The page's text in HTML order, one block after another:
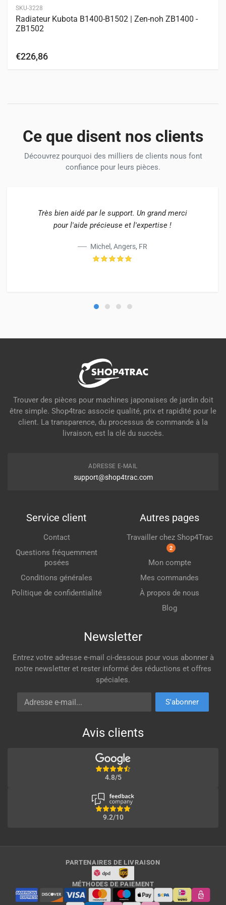
SKU-3228
Radiateur Kubota B1400-B1502 | Zen-noh ZB1400 -
ZB1502
€226,86
Ce que disent nos clients
Découvrez pourquoi des milliers de clients nous font
confiance pour leurs pièces.
Très bien aidé par le support. Un grand merci
pour l'aide précieuse et l'expertise !
Michel, Angers, FR
Trouver des pièces pour machines japonaises de jardin doit
être simple. Shop4trac associe qualité, prix et rapidité pour le
client. La transparence, du processus de commande à la
livraison, est la clé du succès.
ADRESSE E-MAIL
support@shop4trac.com
Service client
Contact
Questions fréquemment
posées
Conditions générales
Politique de confidentialité
Autres pages
Travailler chez Shop4Trac
2
Mon compte
Mes commandes
À propos de nous
Blog
Newsletter
Entrez votre adresse e-mail ci-dessous pour vous abonner à
notre newsletter et rester informé des réductions et offres
spéciales.
Adresse e-mail
S'abonner
Avis clients
4.8/5
9.2/10
PARTENAIRES DE LIVRAISON
MÉTHODES DE PAIEMENT